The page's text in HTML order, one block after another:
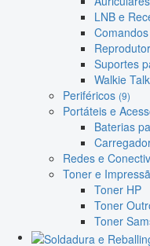
LNB e
Suportes
Walkie
Periféricos (9)
Portáteis e
Baterias
Redes e
Toner e
Toner HP
Toner
Toner